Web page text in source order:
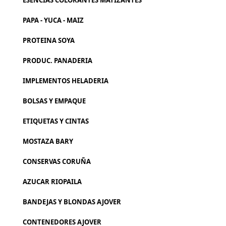
PAPA - YUCA - MAIZ
PROTEINA SOYA
PRODUC. PANADERIA
IMPLEMENTOS HELADERIA
BOLSAS Y EMPAQUE
ETIQUETAS Y CINTAS
MOSTAZA BARY
CONSERVAS CORUÑA
AZUCAR RIOPAILA
BANDEJAS Y BLONDAS AJOVER
CONTENEDORES AJOVER